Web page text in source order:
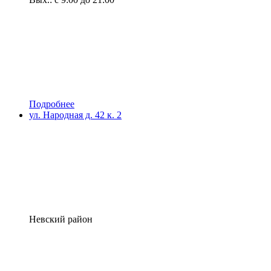
Подробнее
ул. Народная д. 42 к. 2
Невский район